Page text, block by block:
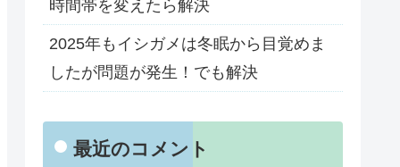
時間帯を変えたら解決
2025年もイシガメは冬眠から目覚めま
したが問題が発生！でも解決
最近のコメント